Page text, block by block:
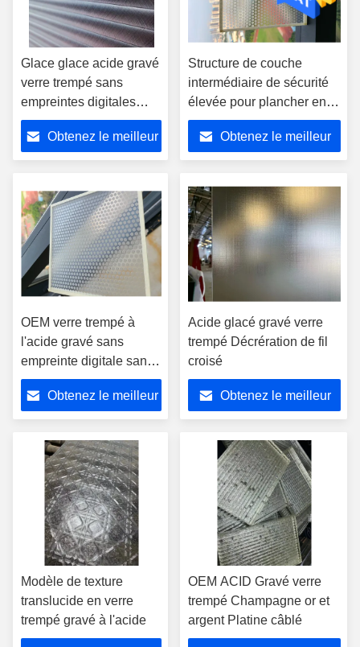
Glace glace acide gravé
verre trempé sans
empreintes digitales
verre pour les enceintes
de bureau
Obtenez le meilleur
Structure de couche
intermédiaire de sécurité
élevée pour plancher en
verre trempé antidérapant
Obtenez le meilleur
OEM verre trempé à
l'acide gravé sans
empreinte digitale sans
glissement
Obtenez le meilleur
Acide glacé gravé verre
trempé Décrération de fil
croisé
Obtenez le meilleur
Modèle de texture
translucide en verre
trempé gravé à l'acide
OEM ACID Gravé verre
trempé Champagne or et
argent Platine câblé